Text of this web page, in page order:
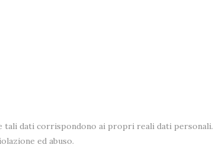
dati corrispondono ai propri reali dati personali.
ed abuso.